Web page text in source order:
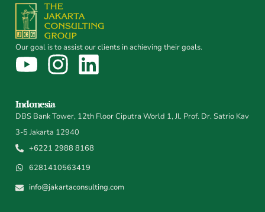
Our goal is to assist our clients in achieving their goals.
Indonesia
DBS Bank Tower, 12th Floor Ciputra World 1, Jl. Prof. Dr. Satrio Kav
3-5 Jakarta 12940
+6221 2988 8168
6281410563419
info@jakartaconsulting.com